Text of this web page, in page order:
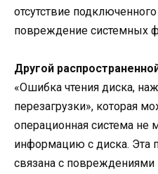
отсутствие
повреждение системных
Другой
«Ошибка чтения диска,
перезагрузки», которая
операционная система не
информацию с диска. Эта
связана с